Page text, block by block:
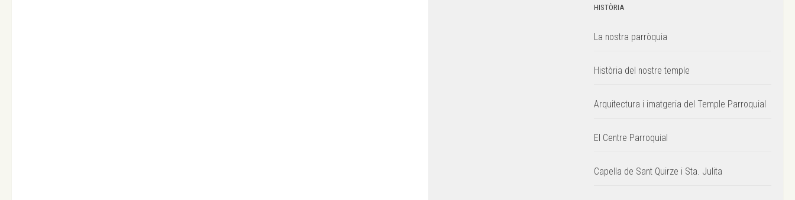
HISTÒRIA
La nostra parròquia
Història del nostre temple
Arquitectura i imatgeria del Temple Parroquial
El Centre Parroquial
Capella de Sant Quirze i Sta. Julita